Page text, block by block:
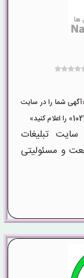
شما را در سایت
تبلیغات
و مسئولیتی